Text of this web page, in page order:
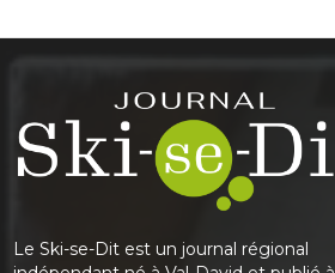
Le Ski-se-Dit est un journal régional